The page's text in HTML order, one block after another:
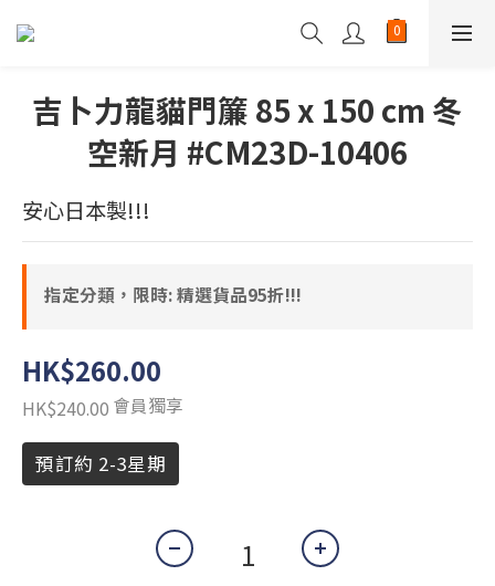
吉卜力龍貓門簾 85 x 150 cm 冬
空新月 #CM23D-10406
安心日本製!!!
指定分類，限時: 精選貨品95折!!!
HK$260.00
HK$240.00 會員獨享
預訂約 2-3星期